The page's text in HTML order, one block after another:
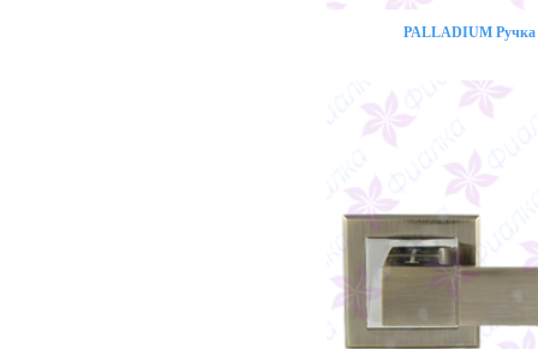
PALLADIUM Ручка